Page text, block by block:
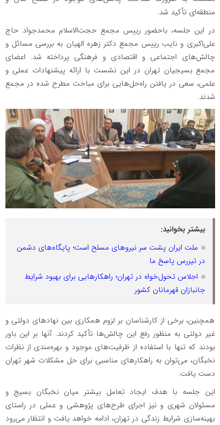
منطقه‌ای تأکید شد.
در این جلسه، باحضور رییس مجمع حجت‌الاسلام محمدجواد حاج
علی‌اکبری و نایب رییس مجمع دکتر زهره الهیان به بررسی مسائل و
چالش‌های اجتماعی و اقتصادی و فرهنگی پرداخته شد. اعضای
مجمع بسیجیان تهران در این نشست با ارائه پیشنهادات عملی و
علمی، سعی در یافتن راه‌حل‌هایی برای مباحث مطرح شده در مجمع
شدند.
بیشتر بخوانید:
ملت ایران پشت سر نیروهای مسلح است؛ پایگاه‌های دشمن
در تیررس پاسخ ما
اجلاس تحول‌خواه در تهران؛ راهکارهایی برای بهبود شرایط
جانبازان قهرمانان کشور
همچنین، برخی از کارشناسان بر لزوم همکاری بین نهادهای دولتی و
غیر دولتی به منظور رفع این چالش‌ها تأکید کردند. آنها بر این باور
بودند که تنها با استفاده از ظرفیت‌های موجود و بهره‌مندی از نظرات
نخبگان، می‌توان به راهکارهای مناسبی برای حل مشکلات شهر تهران
دست یافت.
این جلسه با هدف ایجاد تعامل بیشتر میان نخبگان بسیج و
مسئولان شهری و نیز اجرای طرح‌های پژوهشی و عملی در راستای
بهینه‌سازی شرایط زندگی در تهران، ادامه خواهد یافت و انتظار می‌رود